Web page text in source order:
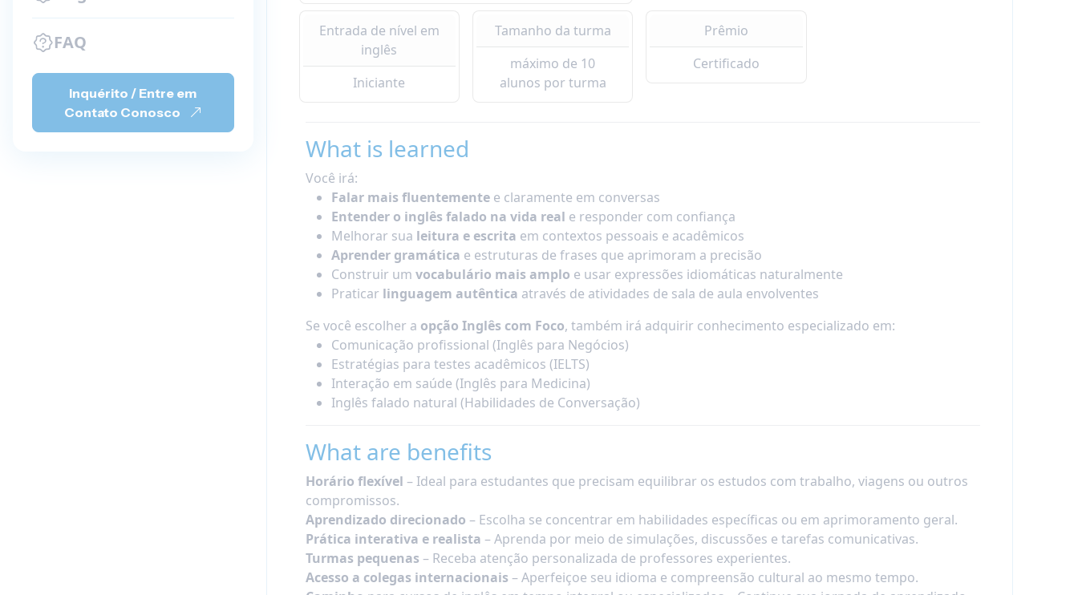
FAQ
Inquérito / Entre em
Contato Conosco
Entrada de nível em
inglês
Iniciante
Tamanho da turma
máximo de 10
alunos por turma
Prêmio
Certificado
What is learned
Você irá:
Falar mais fluentementee claramente em conversas
Entender o inglês falado na vida real e responder com confiança
Melhorar sua leitura e escrita em contextos pessoais e acadêmicos
Aprender gramática e estruturas de frases que aprimoram a precisão
Construir um vocabulário mais amplo e usar expressões idiomáticas naturalmente
Praticar linguagem autêntica através de atividades de sala de aula envolventes
Se você escolher a opção Inglês com Foco, também irá adquirir conhecimento especializado em:
Comunicação profissional (Inglês para Negócios)
Estratégias para testes acadêmicos (IELTS)
Interação em saúde (Inglês para Medicina)
Inglês falado natural (Habilidades de Conversação)
What are benefits
Horário flexível – Ideal para estudantes que precisam equilibrar os estudos com trabalho, viagens ou outros
compromissos.
Aprendizado direcionado – Escolha se concentrar em habilidades específicas ou em aprimoramento geral.
Prática interativa e realista – Aprenda por meio de simulações, discussões e tarefas comunicativas.
Turmas pequenas – Receba atenção personalizada de professores experientes.
Acesso a colegas internacionais – Aperfeiçoe seu idioma e compreensão cultural ao mesmo tempo.